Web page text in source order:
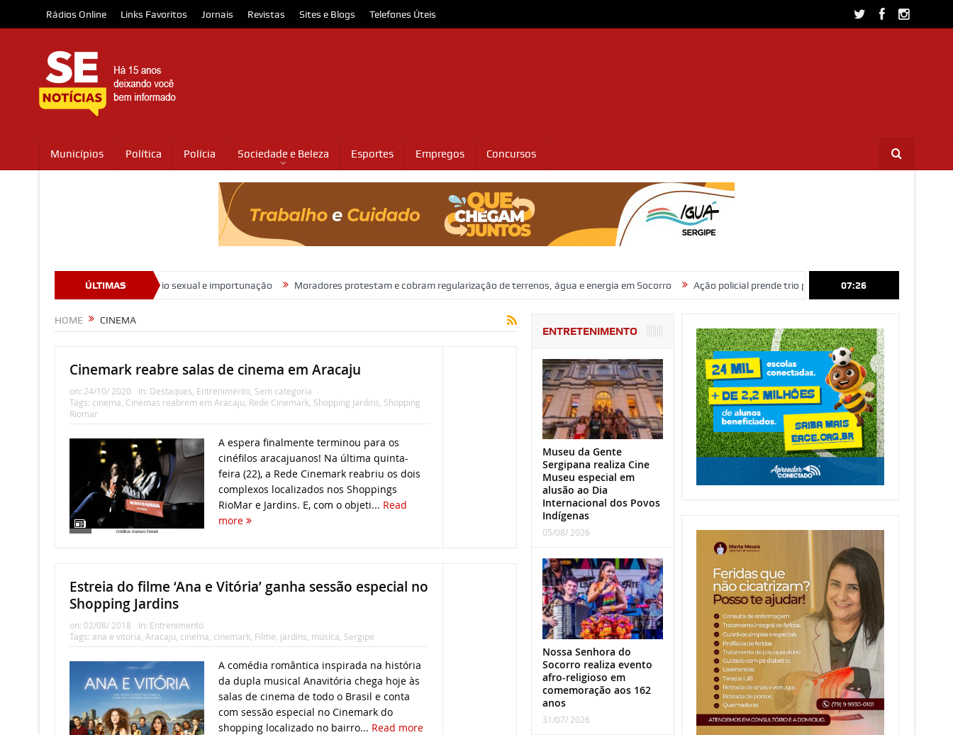
Rádios Online Links Favoritos Jornais Revistas Sites e Blogs Telefones Úteis
Municípios Política Polícia Sociedade e Beleza Esportes Empregos Concursos
ÚLTIMAS
Marco Buzzi por assédio sexual e importunação Moradores protestam e cobram regularização de terrenos, água e energia em Socorro Ação policial prende trio por furto de fios de cobre e receptação no
07:26
HOME CINEMA
Cinemark reabre salas de cinema em Aracaju
on: 24/10/ 2020 In: Destaques Entrenimento, Sem categoria
Tags: cinema Cinemas reabrem em Aracaju Rede Cinemark, Shopping Jardins Shopping
Riomar
A espera finalmente terminou para os
cinéfilos aracajuanos! Na última quinta-
feira (22), a Rede Cinemark reabriu os dois
complexos localizados nos Shoppings
RioMar e Jardins. E, com o objeti... Read
more
Estreia do filme ‘Ana e Vitória’ ganha sessão especial no
Shopping Jardins
on: 02/08/ 2018 In: Entrenimento
Tags: ana e vitoria Aracaju cinema cinemark, Filme jardins música Sergipe
A comédia romântica inspirada na história
da dupla musical Anavitória chega hoje às
salas de cinema de todo o Brasil e conta
com sessão especial no Cinemark do
shopping localizado no bairro... Read more
ENTRETENIMENTO
Museu da Gente
Sergipana realiza Cine
Museu especial em
alusão ao Dia
Internacional dos Povos
Indígenas
05/08/ 2026
Nossa Senhora do
Socorro realiza evento
afro-religioso em
comemoração aos 162
anos
31/07/ 2026